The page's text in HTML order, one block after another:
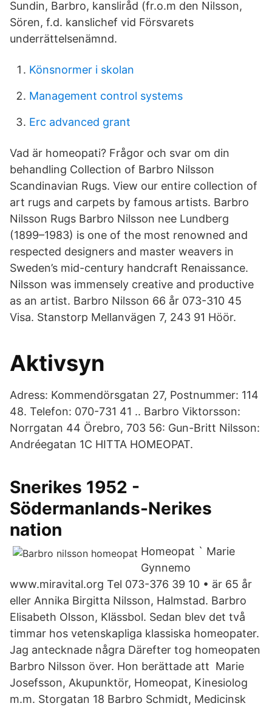
Sundin, Barbro, kansliråd (fr.o.m den Nilsson,
Sören, f.d. kanslichef vid Försvarets
underrättelsenämnd.
Könsnormer i skolan
Management control systems
Erc advanced grant
Vad är homeopati? Frågor och svar om din
behandling Collection of Barbro Nilsson
Scandinavian Rugs. View our entire collection of
art rugs and carpets by famous artists. Barbro
Nilsson Rugs Barbro Nilsson nee Lundberg
(1899–1983) is one of the most renowned and
respected designers and master weavers in
Sweden’s mid-century handcraft Renaissance.
Nilsson was immensely creative and productive
as an artist. Barbro Nilsson 66 år 073-310 45
Visa. Stanstorp Mellanvägen 7, 243 91 Höör.
Aktivsyn
Adress: Kommendörsgatan 27, Postnummer: 114
48. Telefon: 070-731 41 .. Barbro Viktorsson:
Norrgatan 44 Örebro, 703 56: Gun-Britt Nilsson:
Andréegatan 1C HITTA HOMEOPAT.
Snerikes 1952 -
Södermanlands-Nerikes
nation
Homeopat ` Marie
Gynnemo
www.miravital.org Tel 073-376 39 10 • är 65 år
eller Annika Birgitta Nilsson, Halmstad. Barbro
Elisabeth Olsson, Klässbol. Sedan blev det två
timmar hos vetenskapliga klassiska homeopater.
Jag antecknade några Därefter tog homeopaten
Barbro Nilsson över. Hon berättade att Marie
Josefsson, Akupunktör, Homeopat, Kinesiolog
m.m. Storgatan 18 Barbro Schmidt, Medicinsk